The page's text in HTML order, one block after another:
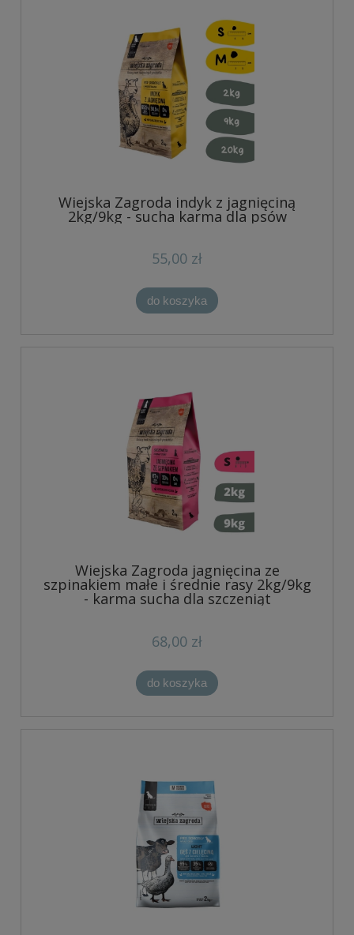
Wiejska Zagroda indyk z jagnięciną
2kg/9kg - sucha karma dla psów
55,00 zł
do koszyka
Wiejska Zagroda jagnięcina ze
szpinakiem małe i średnie rasy 2kg/9kg
- karma sucha dla szczeniąt
68,00 zł
do koszyka